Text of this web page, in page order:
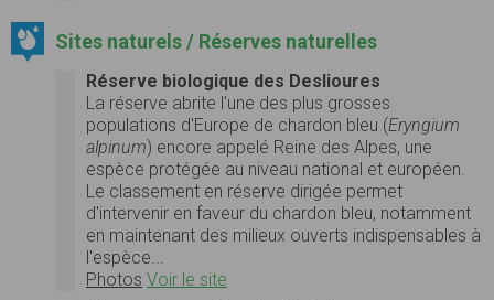
Sites naturels / Réserves naturelles
Réserve biologique des Deslioures
La réserve abrite l'une des plus grosses
populations d'Europe de chardon bleu (Eryngium
alpinum) encore appelé Reine des Alpes, une
espèce protégée au niveau national et européen.
Le classement en réserve dirigée permet
d'intervenir en faveur du chardon bleu, notamment
en maintenant des milieux ouverts indispensables à
l'espèce...
Photos Voir le site